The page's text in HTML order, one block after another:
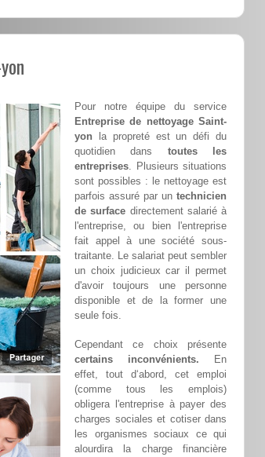
Pour notre équipe du service
Entreprise de nettoyage Saint-
yon la propreté est un défi du
quotidien dans toutes les
entreprises. Plusieurs situations
sont possibles : le nettoyage est
parfois assuré par un technicien
de surface directement salarié à
l'entreprise, ou bien l'entreprise
fait appel à une société sous-
traitante. Le salariat peut sembler
un choix judicieux car il permet
d'avoir toujours une personne
disponible et de la former une
seule fois.
Cependant ce choix présente
certains inconvénients. En
effet, tout d‘abord, cet emploi
(comme tous les emplois)
obligera l'entreprise à payer des
charges sociales et cotiser dans
les organismes sociaux ce qui
alourdira la charge financière